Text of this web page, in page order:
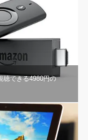
聴できる4980円の